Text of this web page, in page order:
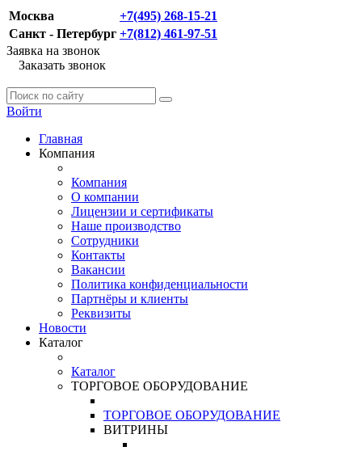
Москва
+7(495) 268-15-21
Санкт - Петербург +7(812) 461-97-51
Заявка на звонок
Заказать звонок
Войти
Главная
Компания
Компания
О компании
Лицензии и сертификаты
Наше производство
Сотрудники
Контакты
Вакансии
Политика конфиденциальности
Партнёры и клиенты
Реквизиты
Новости
Каталог
Каталог
ТОРГОВОЕ ОБОРУДОВАНИЕ
ТОРГОВОЕ ОБОРУДОВАНИЕ
ВИТРИНЫ